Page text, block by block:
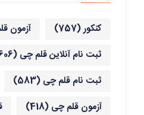
کنکور(757) آزمون قلم
ثبت نام آنلاین قلم چی (606)
ثبت نام قلم چی (583)
آزمون قلم چی (418)